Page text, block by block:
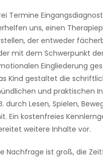
Termine
uns, einen
der entweder
mit dem Schwerpunkt
Eingliederung
Kind gestaltet die
und praktischen
durch Lesen, Spielen,
Ein kostenfreies
weitere Inhalte vor.
Nachfrage ist groß, die